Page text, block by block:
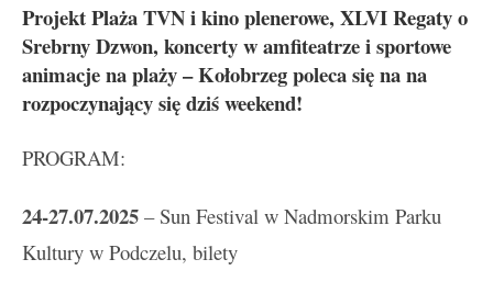
Projekt Plaża TVN i kino plenerowe, XLVI Regaty o
Srebrny Dzwon, koncerty w amfiteatrze i sportowe
animacje na plaży – Kołobrzeg poleca się na na
rozpoczynający się dziś weekend!
PROGRAM:
24-27.07.2025 – Sun Festival w Nadmorskim Parku
Kultury w Podczelu, bilety